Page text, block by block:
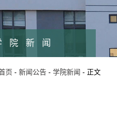
院新闻
页 -新闻公告 -学院新闻 - 正文